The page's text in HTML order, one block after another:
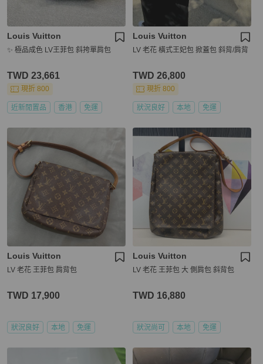
Louis Vuitton
✨ 極品成色 LV王菲包 斜挎單肩包
TWD 23,661
現折 800
近新閒置品 香港 免運
Louis Vuitton
LV 老花 橫式王妃包 掀蓋包 斜背/肩背
TWD 26,800
現折 800
狀況良好 本地 免運
Louis Vuitton
LV 老花 王菲包 肩背包
TWD 17,900
狀況良好 本地 免運
Louis Vuitton
LV 老花 王菲包 大 側肩包 斜背包
TWD 16,880
狀況尚可 本地 免運